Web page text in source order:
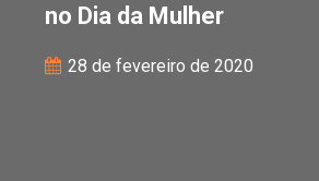
no Dia da Mulher
28 de fevereiro de 2020